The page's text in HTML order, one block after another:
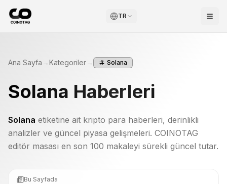
TR
Ana Sayfa →Kategoriler→ Solana
Solana Haberleri
Solana etiketine ait kripto para haberleri, derinlikli
analizler ve güncel piyasa gelişmeleri. COINOTAG
editör masası en son 100 makaleyi sürekli güncel tutar.
Bu Sayfada